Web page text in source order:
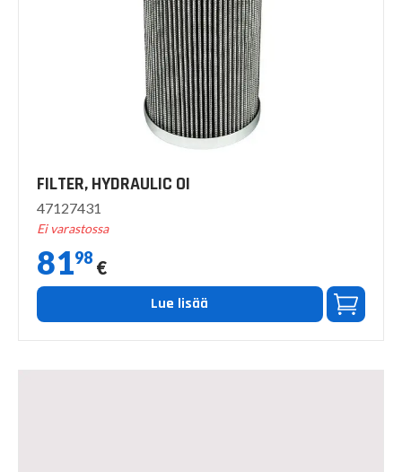
FILTER, HYDRAULIC OI
47127431
Ei varastossa
8198 €
Lue lisää